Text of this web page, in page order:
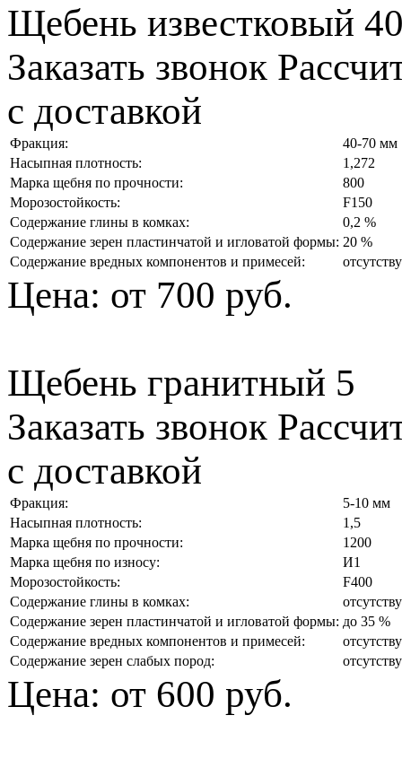
Щебень известковый
Заказать звонок
с доставкой
Фракция:
40-70 мм
Насыпная плотность:
1,272
Марка щебня по прочности:
800
Морозостойкость:
F150
Содержание глины в комках:
0,2 %
Содержание зерен пластинчатой и игловатой формы: 20 %
Содержание вредных компонентов и примесей:
Цена: от 700 руб.
Щебень гранитный 5
Заказать звонок
с доставкой
Фракция:
5-10 мм
Насыпная плотность:
1,5
Марка щебня по прочности:
1200
Марка щебня по износу:
И1
Морозостойкость:
F400
Содержание глины в комках:
Содержание зерен пластинчатой и игловатой формы: до 35 %
Содержание вредных компонентов и примесей:
Содержание зерен слабых пород:
Цена: от 600 руб.